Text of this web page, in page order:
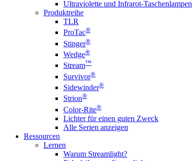
Ultraviolette und Infrarot-Taschenlampen
Produktreihe
TLR
ProTac®
Stinger®
Wedge®
Stream™
Survivor®
Sidewinder®
Strion®
Color-Rite®
Lichter für einen guten Zweck
Alle Serien anzeigen
Ressourcen
Lernen
Warum Streamlight?